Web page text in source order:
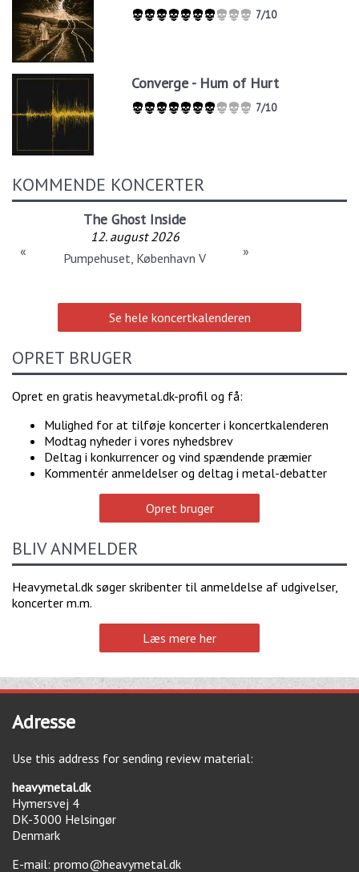
7/10
Converge - Hum of Hurt
7/10
KOMMENDE KONCERTER
The Ghost Inside
12. august 2026
Pumpehuset, København V
« »
Se hele koncertkalenderen
OPRET BRUGER
Opret en gratis heavymetal.dk-profil og få:
Mulighed for at tilføje koncerter i koncertkalenderen
Modtag nyheder i vores nyhedsbrev
Deltag i konkurrencer og vind spændende præmier
Kommentér anmeldelser og deltag i metal-debatter
Opret bruger
BLIV ANMELDER
Heavymetal.dk søger skribenter til anmeldelse af udgivelser,
koncerter m.m.
Læs mere her
Adresse
Use this address for sending review material:
heavymetal.dk
Hymersvej 4
DK-3000 Helsingør
Denmark
E-mail: promo@heavymetal.dk